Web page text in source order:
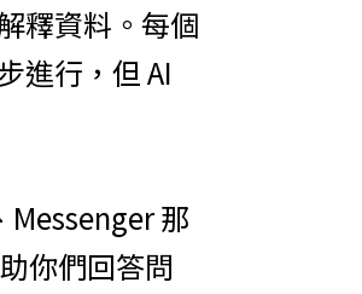
釋資料。每個
進行，但 AI
那
你們回答問